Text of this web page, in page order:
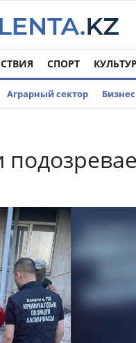
СПОРТ
Аграрный сектор Бизнес